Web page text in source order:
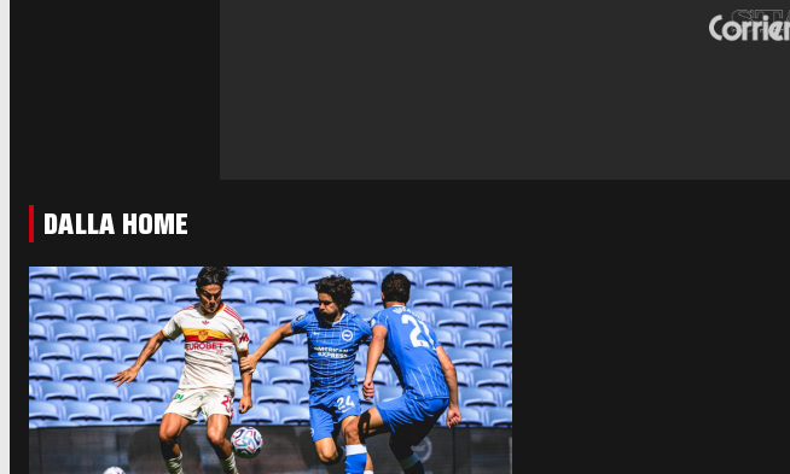
DALLA HOME